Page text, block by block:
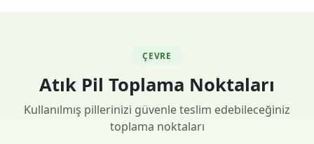
ÇEVRE
Atık Pil Toplama Noktaları
Kullanılmış pillerinizi güvenle teslim edebileceğiniz
toplama noktaları